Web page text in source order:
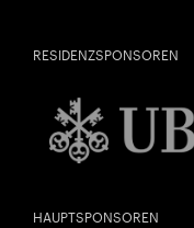
RESIDENZSPONSOREN
HAUPTSPONSOREN